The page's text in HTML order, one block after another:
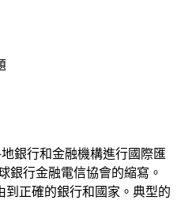
銀行和金融機構進行國際匯
銀行金融電信協會的縮寫。
正確的銀行和國家。典型的